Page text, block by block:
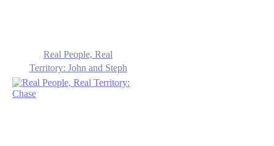
Real People, Real
Territory: John and Steph